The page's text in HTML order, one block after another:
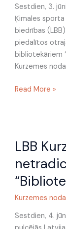
Sestdien, 3.
Ķimales
biedrības
piedalītos
bibliotekāriem
Kurzemes
–
Read More »
LBB
Kurzemes
Sestdien, 4.
Kurzemes
netradicionālās
sporta
var